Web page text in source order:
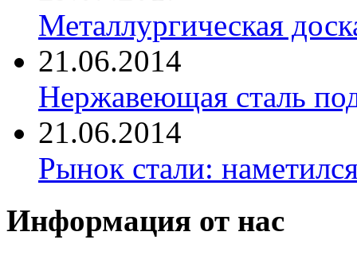
Металлургическая
21.06.2014
Нержавеющая сталь
21.06.2014
Рынок стали:
Информация от нас